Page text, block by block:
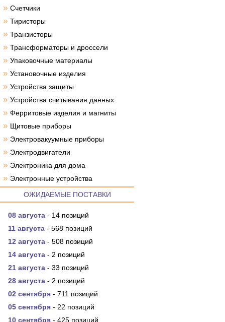
» Счетчики
» Тиристоры
» Транзисторы
» Трансформаторы и дроссели
» Упаковочные материалы
» Установочные изделия
» Устройства защиты
» Устройства считывания данных
» Ферритовые изделия и магниты
» Щитовые приборы
» Электровакуумные приборы
» Электродвигатели
» Электроника для дома
» Электронные устройства
ОЖИДАЕМЫЕ ПОСТАВКИ
08 августа - 14 позиций
11 августа - 568 позиций
12 августа - 508 позиций
14 августа - 2 позиций
21 августа - 33 позиций
28 августа - 2 позиций
02 сентября - 711 позиций
05 сентября - 22 позиций
10 сентября - 425 позиций